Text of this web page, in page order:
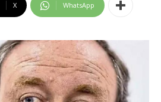
X WhatsApp